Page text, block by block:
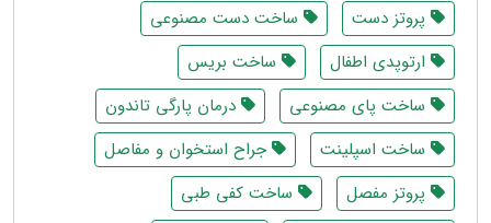
پروتز دست
ساخت دست مصنوعی
ارتوپدی اطفال
ساخت بریس
ساخت پای مصنوعی
درمان پارگی تاندون
ساخت اسپلینت
جراح استخوان و مفاصل
پروتز مفصل
ساخت کفی طبی